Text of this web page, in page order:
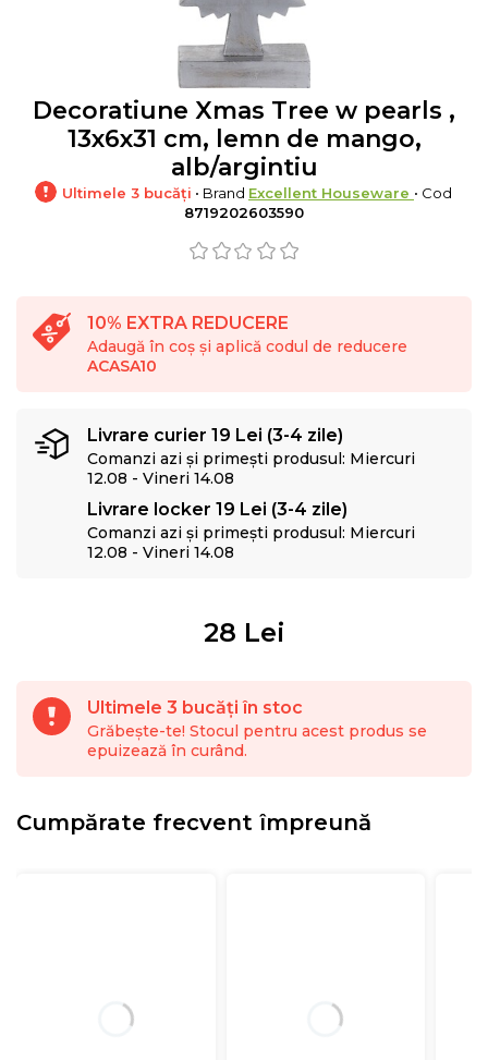
Decoratiune Xmas Tree w pearls ,
13x6x31 cm, lemn de mango,
alb/argintiu
Ultimele 3 bucăți • Brand Excellent Houseware • Cod
8719202603590
10% EXTRA REDUCERE
Adaugă în coș și aplică codul de reducere
ACASA10
Livrare curier 19 Lei (3-4 zile)
Comanzi azi și primești produsul: Miercuri
12.08 - Vineri 14.08
Livrare locker 19 Lei (3-4 zile)
Comanzi azi și primești produsul: Miercuri
12.08 - Vineri 14.08
28 Lei
Ultimele 3 bucăți în stoc
Grăbește-te! Stocul pentru acest produs se
epuizează în curând.
Cumpărate frecvent împreună